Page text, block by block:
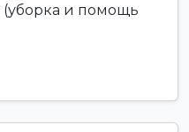
и помощь